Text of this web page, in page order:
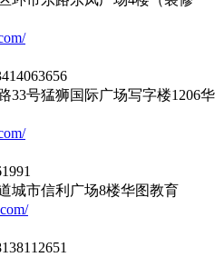
33号猛狮国际广场写字楼1206华
城市信利广场8楼华图教育